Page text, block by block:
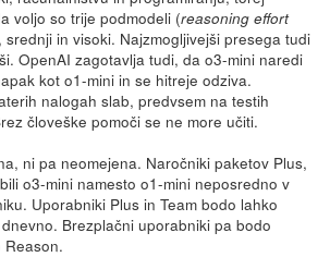
voljo so trije podmodeli (reasoning effort
srednji in visoki. Najzmogljivejši presega tudi
OpenAI zagotavlja tudi, da o3-mini naredi
kot o1-mini in se hitreje odziva.
nalogah slab, predvsem na testih
človeške pomoči se ne more učiti.
ni pa neomejena. Naročniki paketov Plus,
o3-mini namesto o1-mini neposredno v
Uporabniki Plus in Team bodo lahko
Brezplačni uporabniki pa bodo
Reason.